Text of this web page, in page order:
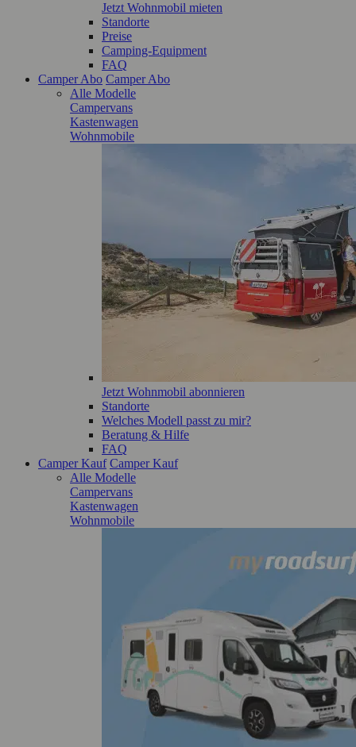
Jetzt Wohnmobil mieten
Standorte
Preise
Camping-Equipment
FAQ
Camper Abo Camper Abo
Alle Modelle
Campervans
Kastenwagen
Wohnmobile
Jetzt Wohnmobil abonnieren
Standorte
Welches Modell passt zu mir?
Beratung & Hilfe
FAQ
Camper Kauf Camper Kauf
Alle Modelle
Campervans
Kastenwagen
Wohnmobile